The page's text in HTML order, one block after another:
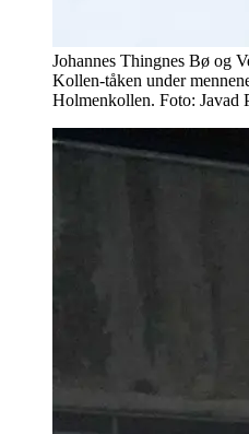
Johannes Thingnes Bø og
Kollen-tåken under
Holmenkollen. Foto: Javad